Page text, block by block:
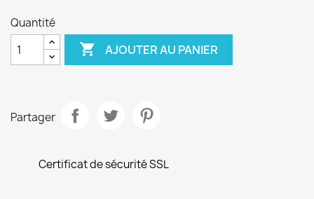
Quantité
 AJOUTER AU PANIER
Partager
Certificat de sécurité SSL